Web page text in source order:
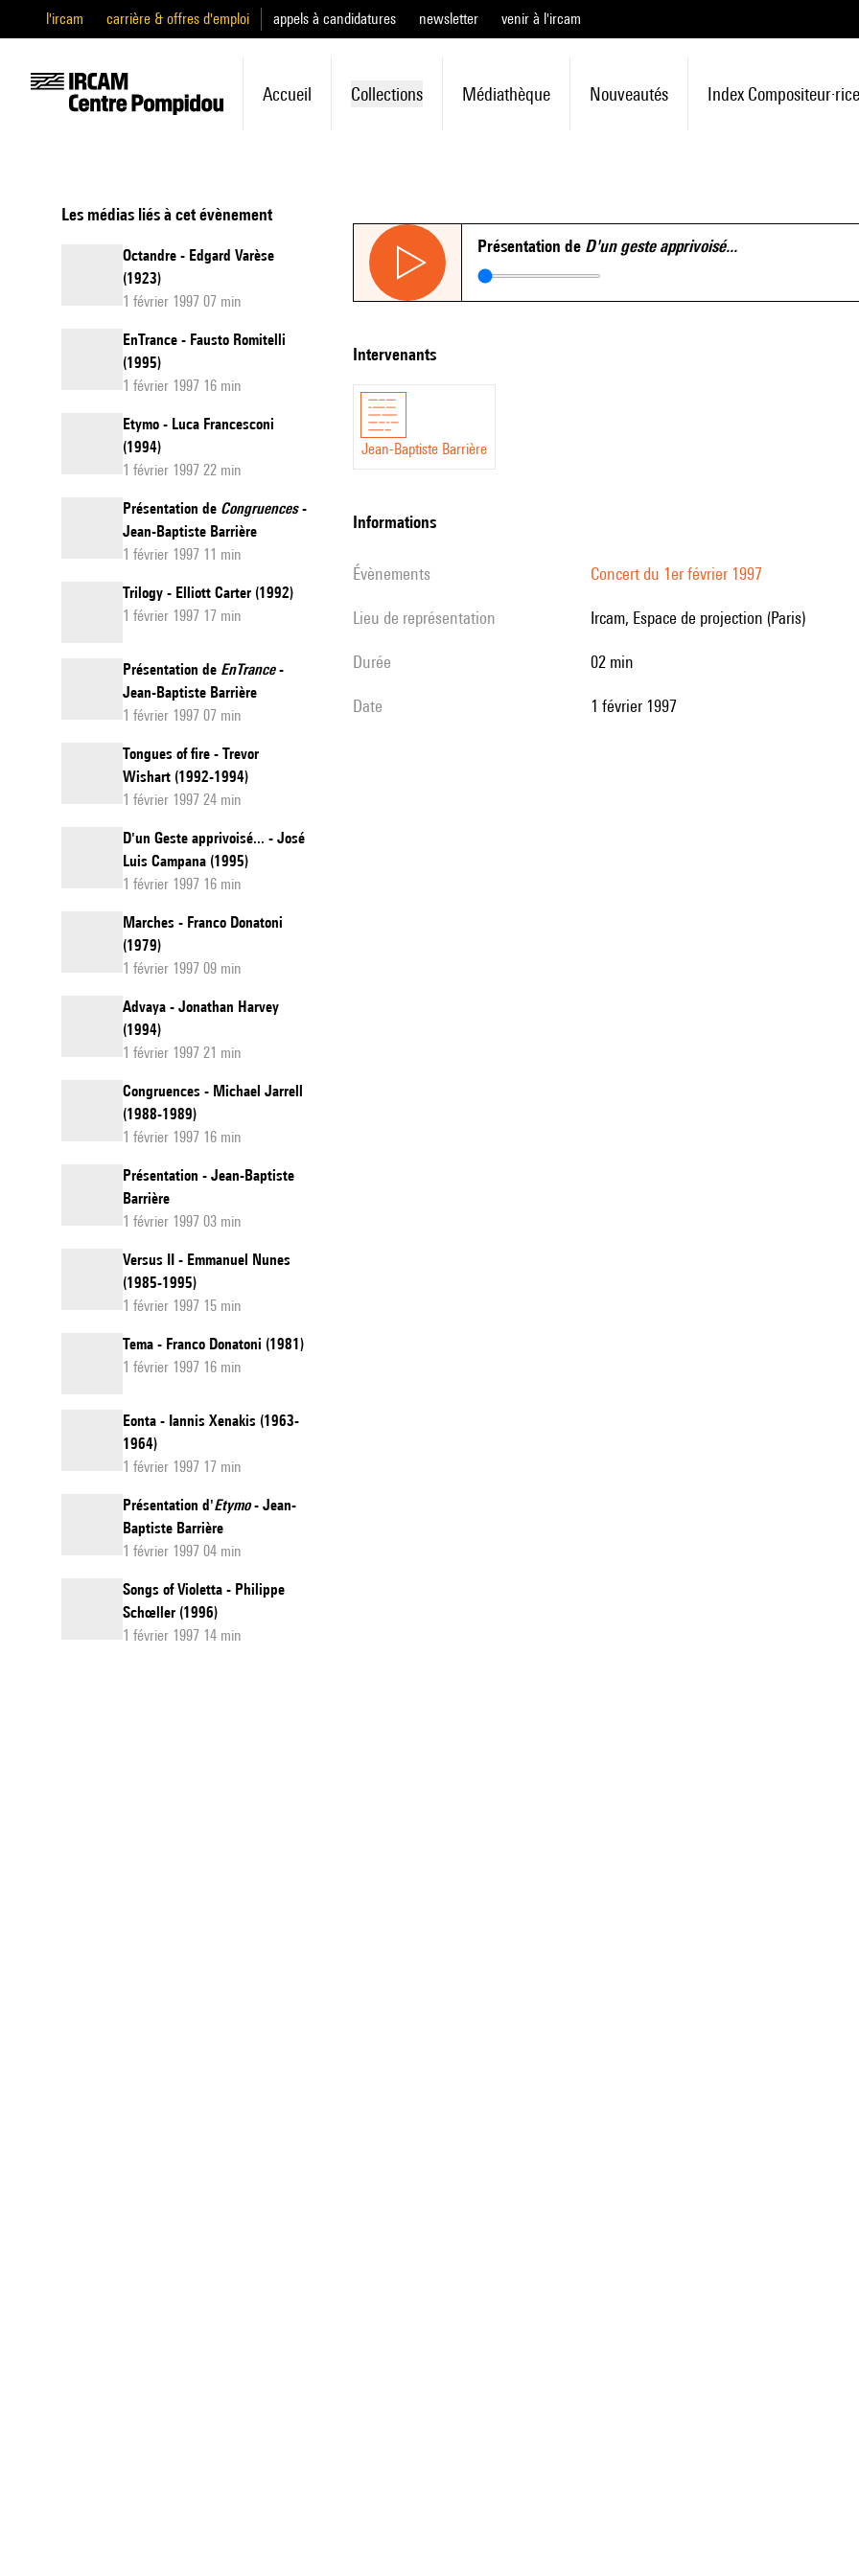
l'ircam carrière & offres d'emploi appels à candidatures newsletter venir à l'ircam
Accueil Collections Médiathèque Nouveautés Index Compositeur·rice
Les médias liés à cet évènement
Octandre - Edgard Varèse
(1923)
1 février 1997 07 min
EnTrance - Fausto Romitelli
(1995)
1 février 1997 16 min
Etymo - Luca Francesconi
(1994)
1 février 1997 22 min
Présentation de Congruences-
Jean-Baptiste Barrière
1 février 1997 11 min
Trilogy - Elliott Carter (1992)
1 février 1997 17 min
Présentation de EnTrance-
Jean-Baptiste Barrière
1 février 1997 07 min
Tongues of fire - Trevor
Wishart (1992-1994)
1 février 1997 24 min
D'un Geste apprivoisé... - José
Luis Campana (1995)
1 février 1997 16 min
Marches - Franco Donatoni
(1979)
1 février 1997 09 min
Advaya - Jonathan Harvey
(1994)
1 février 1997 21 min
Congruences - Michael Jarrell
(1988-1989)
1 février 1997 16 min
Présentation - Jean-Baptiste
Barrière
1 février 1997 03 min
Versus II - Emmanuel Nunes
(1985-1995)
1 février 1997 15 min
Tema - Franco Donatoni (1981)
1 février 1997 16 min
Eonta - Iannis Xenakis (1963-
1964)
1 février 1997 17 min
Présentation d'Etymo- Jean-
Baptiste Barrière
1 février 1997 04 min
Songs of Violetta - Philippe
Schœller (1996)
1 février 1997 14 min
Présentation de D'un geste apprivoisé...
intervenants
Jean-Baptiste Barrière
informations
évènements Concert du 1er février 1997
Lieu de représentation Ircam, Espace de projection (Paris)
durée 02 min
date 1 février 1997